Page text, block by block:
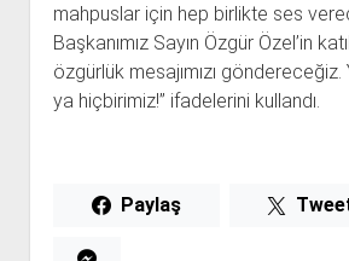
mahpuslar için hep birlikte ses
Başkanımız Sayın Özgür Özel’in
özgürlük mesajımızı
ya hiçbirimiz!” ifadelerini kullandı.
Paylaş